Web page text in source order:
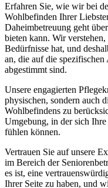
Erfahren Sie, wie wir bei
Wohlbefinden Ihrer
Daheimbetreuung geht
bieten kann. Wir
Bedürfnisse hat, und
an, die auf die
abgestimmt sind.
Unsere engagierten
physischen, sondern auch
Wohlbefindens zu
Umgebung, in der sich
fühlen können.
Vertrauen Sie auf unsere
im Bereich der
es ist, eine
Ihrer Seite zu haben, und